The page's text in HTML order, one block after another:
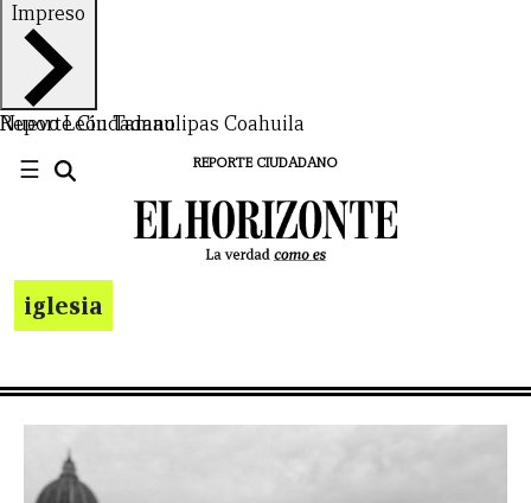
Impreso
Nuevo LeónTamaulipas Coahuila
Reporte Ciudadano
☰ REPORTE CIUDADANO
iglesia